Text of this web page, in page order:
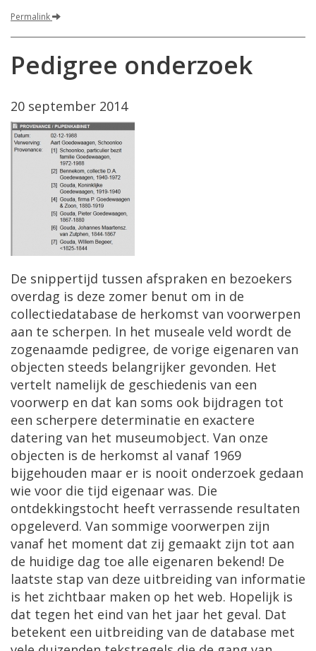
Permalink
Pedigree onderzoek
20 september 2014
De snippertijd tussen afspraken en bezoekers
overdag is deze zomer benut om in de
collectiedatabase de herkomst van voorwerpen
aan te scherpen. In het museale veld wordt de
zogenaamde pedigree, de vorige eigenaren van
objecten steeds belangrijker gevonden. Het
vertelt namelijk de geschiedenis van een
voorwerp en dat kan soms ook bijdragen tot
een scherpere determinatie en exactere
datering van het museumobject. Van onze
objecten is de herkomst al vanaf 1969
bijgehouden maar er is nooit onderzoek gedaan
wie voor die tijd eigenaar was. Die
ontdekkingstocht heeft verrassende resultaten
opgeleverd. Van sommige voorwerpen zijn
vanaf het moment dat zij gemaakt zijn tot aan
de huidige dag toe alle eigenaren bekend! De
laatste stap van deze uitbreiding van informatie
is het zichtbaar maken op het web. Hopelijk is
dat tegen het eind van het jaar het geval. Dat
betekent een uitbreiding van de database met